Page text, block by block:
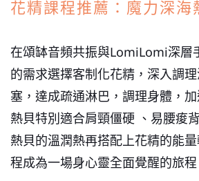
花精課程推薦：魔力深海
在頌缽音頻共振與LomiLomi深層
的需求選擇客制化花精，深入調
塞，達成疏通淋巴，調理身體，
熱貝特別適合肩頸僵硬 、易腰痠
熱貝的溫潤熱再搭配上花精的能
程成為一場身心靈全面覺醒的旅程